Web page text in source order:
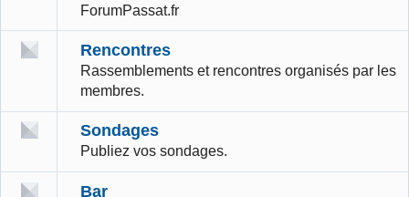
ForumPassat.fr
Rencontres
Rassemblements et rencontres organisés par les
membres.
Sondages
Publiez vos sondages.
Bar